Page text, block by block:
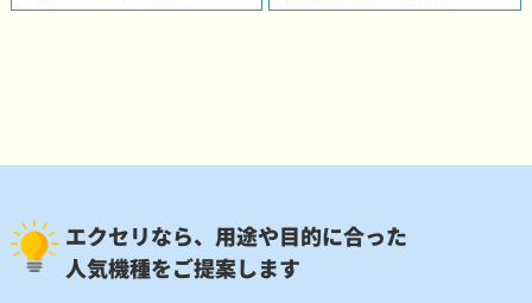
エクセリなら、用途や目的に合った
人気機種をご提案します